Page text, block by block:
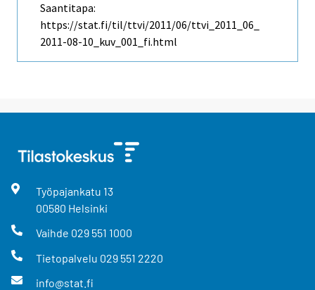
Saantitapa:
https://stat.fi/til/ttvi/2011/06/ttvi_2011_06_
2011-08-10_kuv_001_fi.html
Työpajankatu 13
00580 Helsinki
Vaihde 029 551 1000
Tietopalvelu 029 551 2220
info@stat.fi